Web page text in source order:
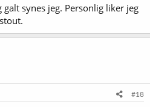
synes jeg. Personlig liker jeg
#18